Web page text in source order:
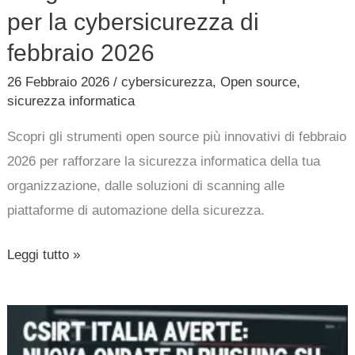
per la cybersicurezza di
febbraio 2026
26 Febbraio 2026/cybersicurezza,Open source,
sicurezza informatica
Scopri gli strumenti open source più innovativi di febbraio
2026 per rafforzare la sicurezza informatica della tua
organizzazione, dalle soluzioni di scanning alle
piattaforme di automazione della sicurezza.
Leggi tutto »
Italia